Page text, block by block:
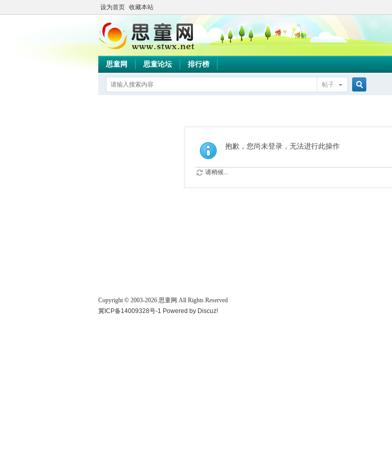
设为首页 收藏本站
思童网 思童论坛 排行榜
帖子
抱歉，您尚未登录，无法进行此操作
请稍候...
Copyright © 2003-2026 思童网 All Rights Reserved
冀ICP备14009328号-1 Powered by Discuz!